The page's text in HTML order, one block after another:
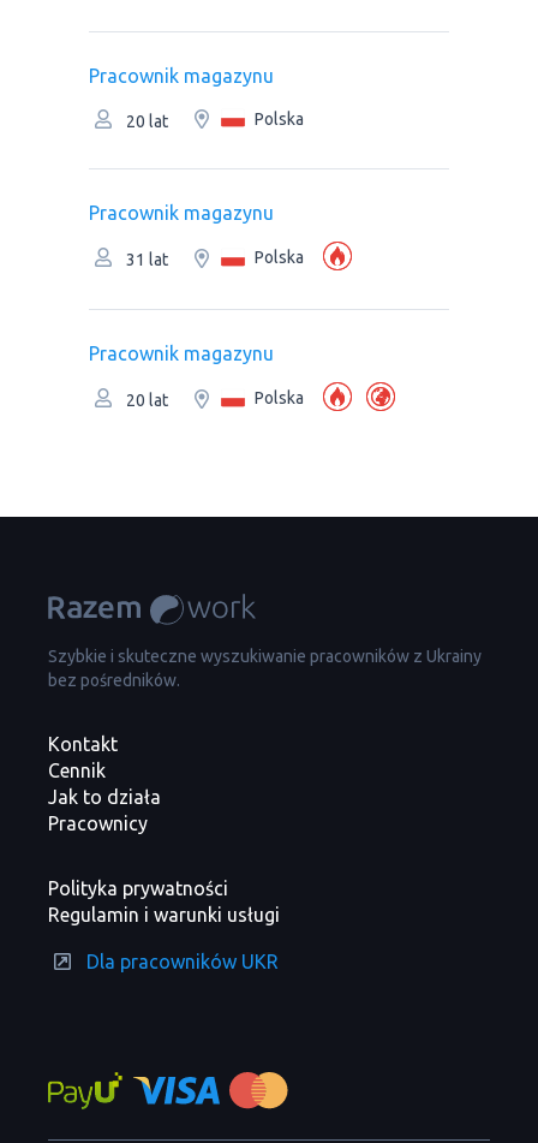
Рracownik magazynu
20 lat Polska
Рracownik magazynu
31 lat Polska
Рracownik magazynu
20 lat Polska
Szybkie i skuteczne wyszukiwanie pracowników z Ukrainy
bez pośredników.
Kontakt
Cennik
Jak to działa
Pracownicy
Polityka prywatności
Regulamin i warunki usługi
Dla pracowników UKR